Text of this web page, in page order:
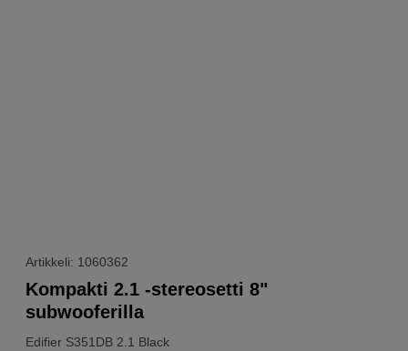
Artikkeli: 1060362
Edifier S351DB 2.1 Black
Kompakti 2.1 -stereosetti 8"
subwooferilla